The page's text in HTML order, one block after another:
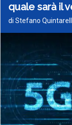
quale sarà il
di Stefano